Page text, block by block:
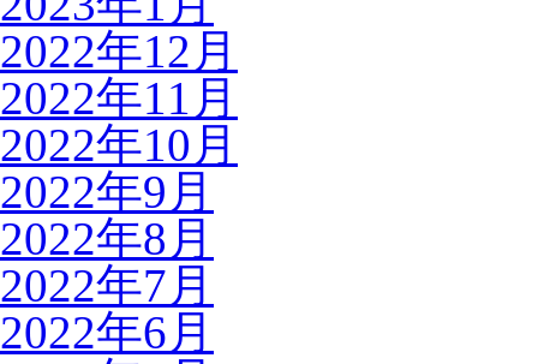
2022年12月
2022年11月
2022年10月
2022年9月
2022年8月
2022年7月
2022年6月